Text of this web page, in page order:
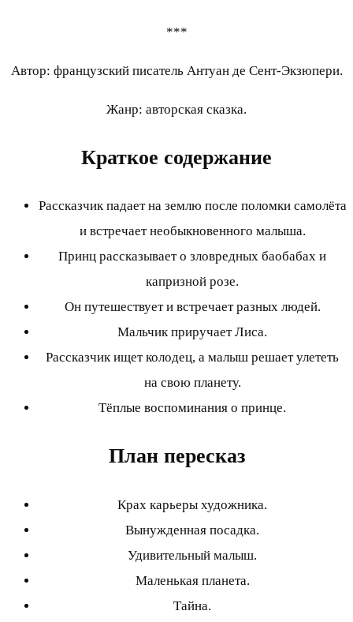
***
Автор: французский писатель Антуан де Сент-Экзюпери.
Жанр: авторская сказка.
Краткое содержание
Рассказчик падает на землю после поломки самолёта
и встречает необыкновенного малыша.
Принц рассказывает о зловредных баобабах и
капризной розе.
Он путешествует и встречает разных людей.
Мальчик приручает Лиса.
Рассказчик ищет колодец, а малыш решает улететь
на свою планету.
Тёплые воспоминания о принце.
План пересказ
Крах карьеры художника.
Вынужденная посадка.
Удивительный малыш.
Маленькая планета.
Тайна.